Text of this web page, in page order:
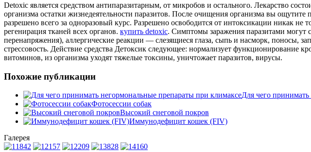
Detoxic является средством антипаразитарным, от микробов и остального. Лекарство
организма остатки жизнедеятельности паразитов. После очищения организма вы
разрешено всего за одноразовый курс. Разрешено освободится от интоксикации никак
регенирация тканей всех органов. купить detoxic. Симптомы заражения паразитами могут
перенапряжения), аллергические реакции — слезящиеся глаза, сыпь и насморк, поносы,
стрессовость. Действие средства Детоксик следующее: нормализует функционирование
витоминов, из организма уходят тяжелые токсины, уничтожает паразитов, вирусы.
Похожие публикации
Для чего
Фотосессии собак
Высокий снеговой покров
Иммунодефицит кошек (FIV)
Галерея